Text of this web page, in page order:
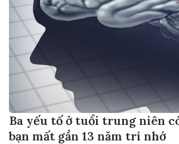
Ba yếu tố ở tuổi trung niên
bạn mất gần 13 năm trí nhớ